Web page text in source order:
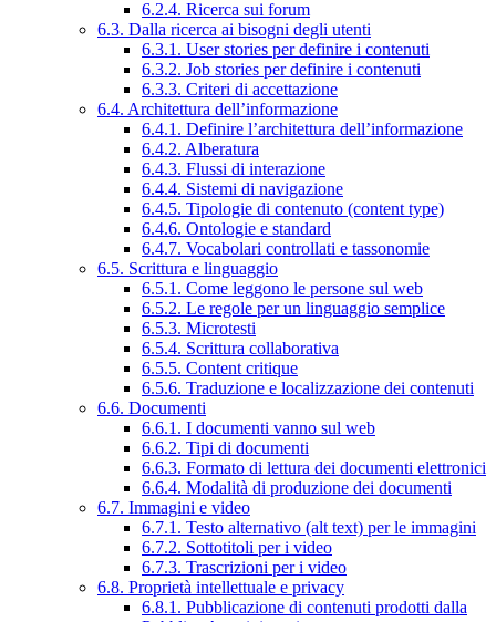
6.2.4. Ricerca sui forum
6.3. Dalla ricerca ai bisogni degli utenti
6.3.1. User stories per definire i contenuti
6.3.2. Job stories per definire i contenuti
6.3.3. Criteri di accettazione
6.4. Architettura dell’informazione
6.4.1. Definire l’architettura dell’informazione
6.4.2. Alberatura
6.4.3. Flussi di interazione
6.4.4. Sistemi di navigazione
6.4.5. Tipologie di contenuto (content type)
6.4.6. Ontologie e standard
6.4.7. Vocabolari controllati e tassonomie
6.5. Scrittura e linguaggio
6.5.1. Come leggono le persone sul web
6.5.2. Le regole per un linguaggio semplice
6.5.3. Microtesti
6.5.4. Scrittura collaborativa
6.5.5. Content critique
6.5.6. Traduzione e localizzazione dei contenuti
6.6. Documenti
6.6.1. I documenti vanno sul web
6.6.2. Tipi di documenti
6.6.3. Formato di lettura dei documenti elettronici
6.6.4. Modalità di produzione dei documenti
6.7. Immagini e video
6.7.1. Testo alternativo (alt text) per le immagini
6.7.2. Sottotitoli per i video
6.7.3. Trascrizioni per i video
6.8. Proprietà intellettuale e privacy
6.8.1. Pubblicazione di contenuti prodotti dalla